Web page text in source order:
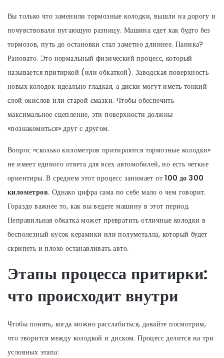
Вы только что заменилитормозные колодки, вышли на дорогу и
почувствовали пугающую разницу. Машина едет как будто без
тормозов, путь до остановки стал заметно длиннее. Паника?
Рановато. Это нормальный физический процесс, который
называется притиркой (или обкаткой). Заводская поверхность
новых колодок идеально гладкая, а диски могут иметь тонкий
слой окислов или старой смазки. Чтобы обеспечить
максимальное сцепление, эти поверхности должны
«познакомиться» друг с другом.
Вопрос «сколько километров притираются тормозные колодки»
не имеет единого ответа для всех автомобилей, но есть четкие
ориентиры. В среднем этот процесс занимает от100 до 300
километров. Однако цифра сама по себе мало о чем говорит.
Гораздо важнее то, как вы ведете машину в этот период.
Неправильная обкатка может превратить отличные колодки в
бесполезный кусок керамики или полуметалла, который будет
скрипеть и плохо останавливать авто.
Этапы процесса притирки:
что происходит внутри
Чтобы понять, когда можно расслабиться, давайте посмотрим,
что творится между колодкой и диском. Процесс делится на три
условных этапа: